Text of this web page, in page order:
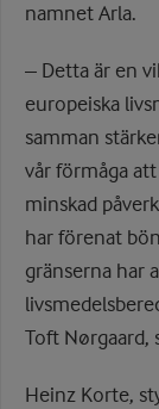
namnet Arla.
– Detta är en
europeiska
samman
vår förmåga
minskad
har förenat
gränserna har
Toft Nørgaard,
Heinz Korte,